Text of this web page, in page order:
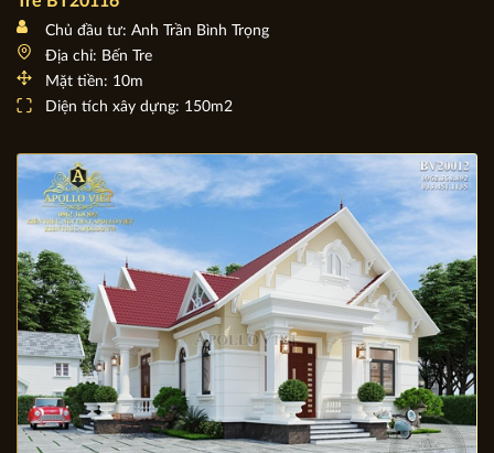
Mẫu nhà cấp 4 mái Nhật theo phong cách châu Âu ở Bến
Tre BT20116
Chủ đầu tư: Anh Trần Bình Trọng
Mặt tiền: 10m
Diện tích xây dựng: 150m2